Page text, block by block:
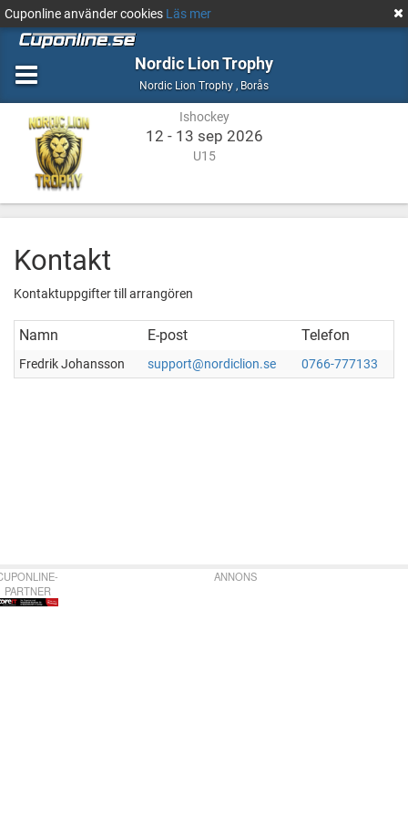
Cuponline använder cookies Läs mer
Nordic Lion Trophy
Nordic Lion Trophy , Ishockey
BoråsBorås
Ishockey
12 - 13 sep 2026
U15
Kontakt
Kontaktuppgifter till arrangören
Namn E-post Telefon
Fredrik Johansson support@nordiclion.se 0766-777133
PARTNER
ANNONS